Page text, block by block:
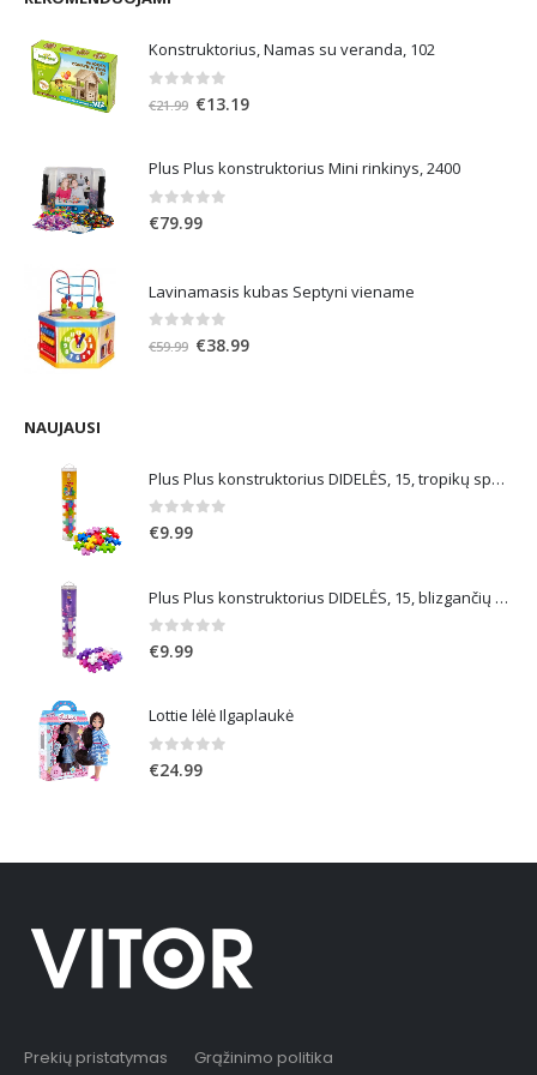
Konstruktorius, Namas su veranda, 102
out of 5
€21.99 Original
€21.99.
€13.19Current
€13.19.
Plus Plus konstruktorius Mini rinkinys, 2400
0out of 5
€79.99
Lavinamasis kubas Septyni viename
out of 5
€59.99 Original
€38.99Current
NAUJAUSI
Plus Plus konstruktorius DIDELĖS, 15, tropikų spalvos
0out of 5
€9.99
Plus Plus konstruktorius DIDELĖS, 15, blizgančių spalvų
0out of 5
€9.99
Lottie lėlė Ilgaplaukė
0out of 5
€24.99
Prekių pristatymas
Grąžinimo politika